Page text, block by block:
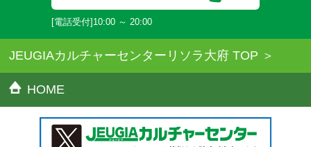
[電話受付]10:00 ～ 20:00
JEUGIAカルチャーセンターリソラ大府 TOP
HOME